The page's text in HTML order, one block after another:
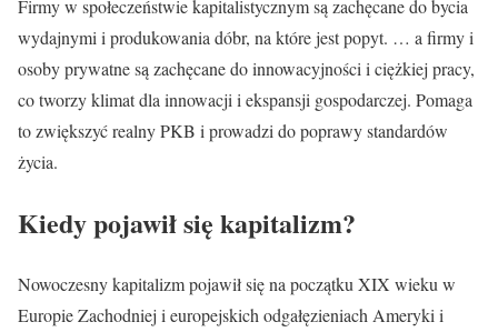
Firmy w społeczeństwie kapitalistycznym są zachęcane do bycia
wydajnymi i produkowania dóbr, na które jest popyt. … a firmy i
osoby prywatne są zachęcane do innowacyjności i ciężkiej pracy,
co tworzy klimat dla innowacji i ekspansji gospodarczej. Pomaga
to zwiększyć realny PKB i prowadzi do poprawy standardów
życia.
Kiedy pojawił się kapitalizm?
Nowoczesny kapitalizm pojawił się na początku XIX wieku w
Europie Zachodniej i europejskich odgałęzieniach Ameryki i